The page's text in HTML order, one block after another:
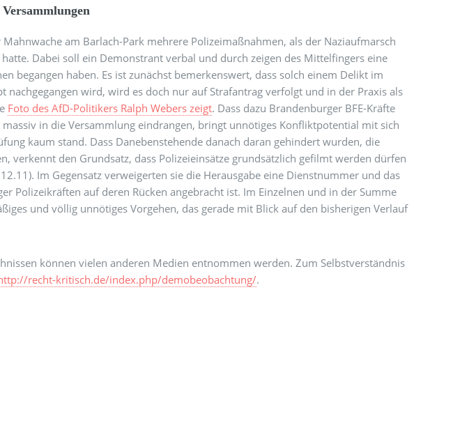
am Barlach-Park mehrere Polizeimaßnahmen, als der Naziaufmarsch
Dabei soll ein Demonstrant verbal und durch zeigen des Mittelfingers eine
begangen haben. Es ist zunächst bemerkenswert, dass solch einem Delikt im
nachgegangen wird, wird es doch nur auf Strafantrag verfolgt und in der Praxis als
Foto des AfD-Politikers Ralph Webers zeigt. Dass dazu Brandenburger BFE-Kräfte
in die Versammlung eindrangen, bringt unnötiges Konfliktpotential mit sich
kaum stand. Dass Danebenstehende danach daran gehindert wurden, die
verkennt den Grundsatz, dass Polizeieinsätze grundsätzlich gefilmt werden dürfen
Im Gegensatz verweigerten sie die Herausgabe eine Dienstnummer und das
Polizeikräften auf deren Rücken angebracht ist. Im Einzelnen und in der Summe
und völlig unnötiges Vorgehen, das gerade mit Blick auf den bisherigen Verlauf
können vielen anderen Medien entnommen werden. Zum Selbstverständnis
recht-kritisch.de/index.php/demobeobachtung/.